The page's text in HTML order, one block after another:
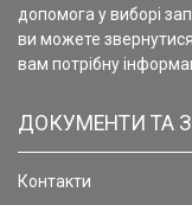
допомога у виборі
ви можете
вам потрібну
ДОКУМЕНТИ ТА
Контакти